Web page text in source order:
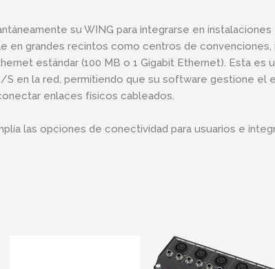
su WING para integrarse en
en grandes recintos como centros de
estándar (100 MB o 1 Gigabit Ethernet). Esta es
en la red, permitiendo que su software gestione el
enlaces físicos cableados.
las opciones de conectividad para usuarios e